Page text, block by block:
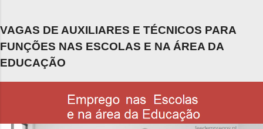
VAGAS DE AUXILIARES E TÉCNICOS PARA
FUNÇÕES NAS ESCOLAS E NA ÁREA DA
EDUCAÇÃO